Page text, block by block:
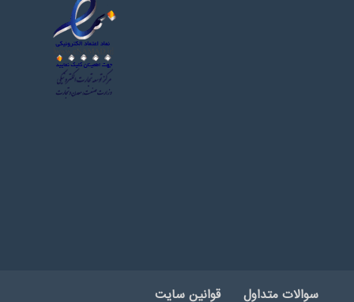
سوالات متداول قوانین سایت